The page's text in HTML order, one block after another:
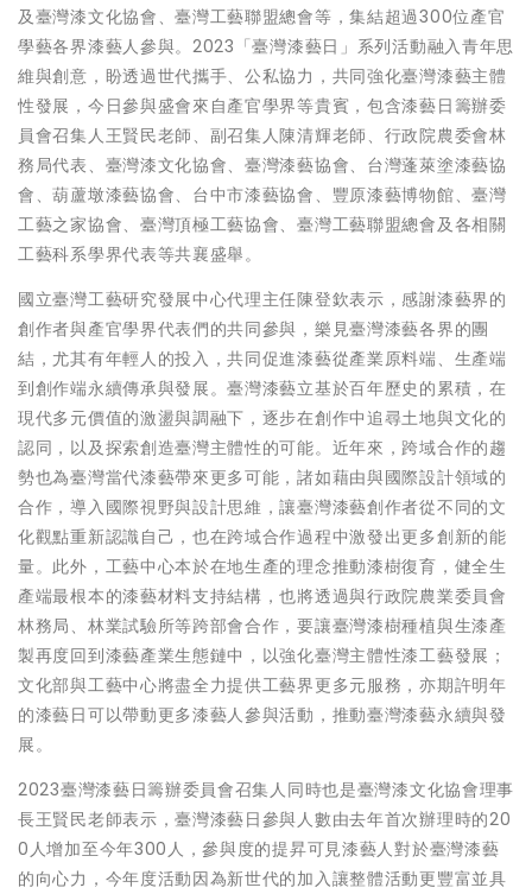
及臺灣漆文化協會、臺灣工藝聯盟總會等，集結超過300位產官
學藝各界漆藝人參與。2023「臺灣漆藝日」系列活動融入青年思
維與創意，盼透過世代攜手、公私協力，共同強化臺灣漆藝主體
性發展，今日參與盛會來自產官學界等貴賓，包含漆藝日籌辦委
員會召集人王賢民老師、副召集人陳清輝老師、行政院農委會林
務局代表、臺灣漆文化協會、臺灣漆藝協會、台灣蓬萊塗漆藝協
會、葫蘆墩漆藝協會、台中市漆藝協會、豐原漆藝博物館、臺灣
工藝之家協會、臺灣頂極工藝協會、臺灣工藝聯盟總會及各相關
工藝科系學界代表等共襄盛舉。
國立臺灣工藝研究發展中心代理主任陳登欽表示，感謝漆藝界的
創作者與產官學界代表們的共同參與，樂見臺灣漆藝各界的團
結，尤其有年輕人的投入，共同促進漆藝從產業原料端、生產端
到創作端永續傳承與發展。臺灣漆藝立基於百年歷史的累積，在
現代多元價值的激盪與調融下，逐步在創作中追尋土地與文化的
認同，以及探索創造臺灣主體性的可能。近年來，跨域合作的趨
勢也為臺灣當代漆藝帶來更多可能，諸如藉由與國際設計領域的
合作，導入國際視野與設計思維，讓臺灣漆藝創作者從不同的文
化觀點重新認識自己，也在跨域合作過程中激發出更多創新的能
量。此外，工藝中心本於在地生產的理念推動漆樹復育，健全生
產端最根本的漆藝材料支持結構，也將透過與行政院農業委員會
林務局、林業試驗所等跨部會合作，要讓臺灣漆樹種植與生漆產
製再度回到漆藝產業生態鏈中，以強化臺灣主體性漆工藝發展；
文化部與工藝中心將盡全力提供工藝界更多元服務，亦期許明年
的漆藝日可以帶動更多漆藝人參與活動，推動臺灣漆藝永續與發
展。
2023臺灣漆藝日籌辦委員會召集人同時也是臺灣漆文化協會理事
長王賢民老師表示，臺灣漆藝日參與人數由去年首次辦理時的20
0人增加至今年300人，參與度的提昇可見漆藝人對於臺灣漆藝
的向心力，今年度活動因為新世代的加入讓整體活動更豐富並具